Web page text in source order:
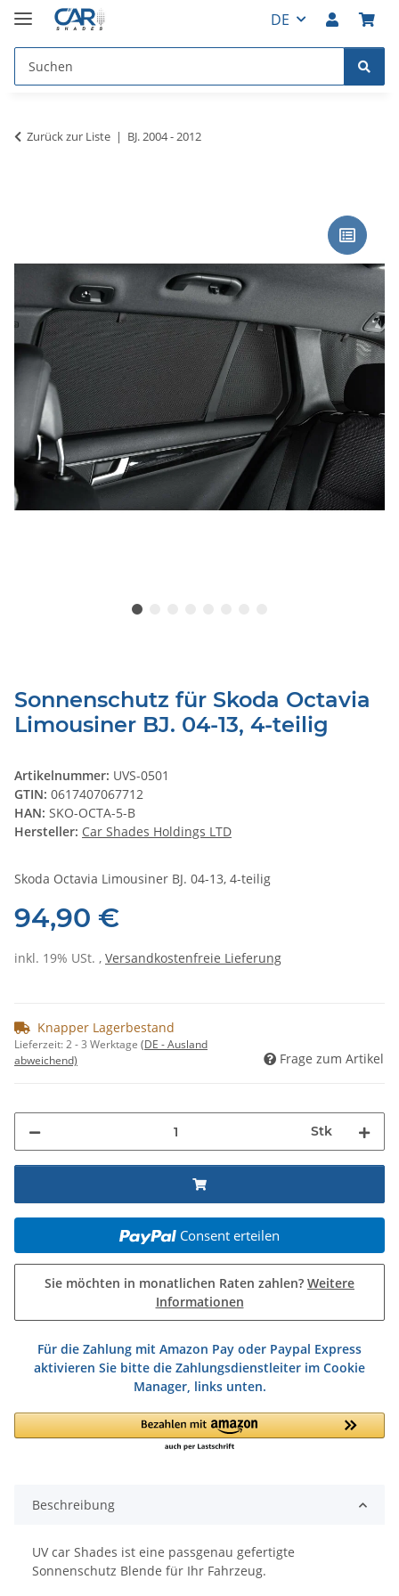
DE
Zurück zur Liste BJ. 2004 - 2012
Sonnenschutz für Skoda Octavia
Limousiner BJ. 04-13, 4-teilig
Artikelnummer: UVS-0501
GTIN: 0617407067712
HAN: SKO-OCTA-5-B
Hersteller: Car Shades Holdings LTD
Skoda Octavia Limousiner BJ. 04-13, 4-teilig
94,90 €
inkl. 19% USt. , Versandkostenfreie Lieferung
Knapper Lagerbestand
Lieferzeit:2 - 3 Werktage (DE - Ausland
abweichend)
Frage zum Artikel
Stk
Consent erteilen
Sie möchten in monatlichen Raten zahlen? Weitere
Informationen
Für die Zahlung mit Amazon Pay oder Paypal Express
aktivieren Sie bitte die Zahlungsdienstleiter im Cookie
Manager, links unten.
Beschreibung
UV car Shades ist eine passgenau gefertigte
Sonnenschutz Blende für Ihr Fahrzeug.